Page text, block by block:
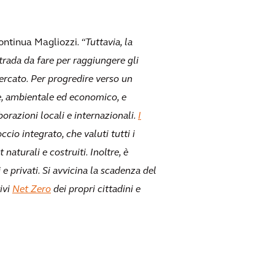
Magliozzi. “Tuttavia, la
da fare per raggiungere gli
Per progredire verso un
ambientale ed economico, e
locali e internazionali. I
integrato, che valuti tutti i
naturali e costruiti. Inoltre, è
privati. Si avvicina la scadenza del
Net Zero dei propri cittadini e